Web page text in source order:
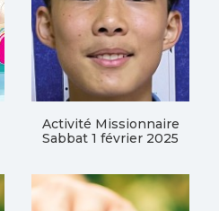
Activité Missionnaire
Sabbat 1 février 2025